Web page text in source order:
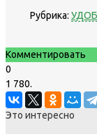
Рубрика:
Комментировать
0
1 780.
Это интересно